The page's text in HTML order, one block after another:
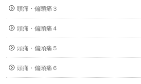
頭痛・偏頭痛３
頭痛・偏頭痛４
頭痛・偏頭痛５
頭痛・偏頭痛６